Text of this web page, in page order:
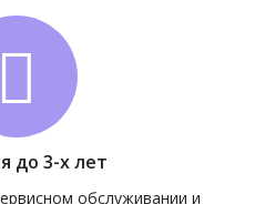
до 3-х лет
обслуживании и